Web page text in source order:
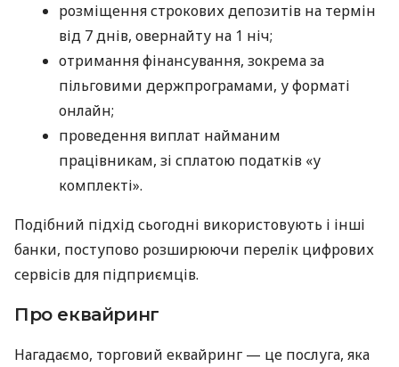
розміщення строкових депозитів на термін
від 7 днів, овернайту на 1 ніч;
отримання фінансування, зокрема за
пільговими держпрограмами, у форматі
онлайн;
проведення виплат найманим
працівникам, зі сплатою податків «у
комплекті».
Подібний підхід сьогодні використовують і інші
банки, поступово розширюючи перелік цифрових
сервісів для підприємців.
Про еквайринг
Нагадаємо, торговий еквайринг — це послуга, яка